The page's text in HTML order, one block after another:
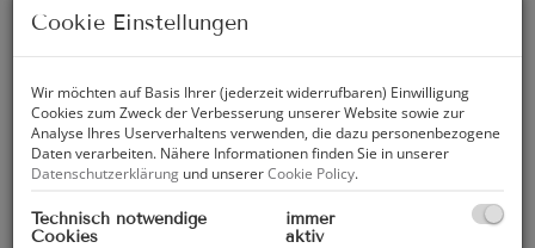
Alexandra Ötzlinger, MA
Denise Lauchard ist eine extrem engagierte Marklerin und
bis zur letzten Sekunde des Vermietungsprozesses an
extrem gut betreut gefühlt. Ihre Berufserfahrung und ihr
Bauchgefühl sind mir, gerade bei der aktuell extrem
schwierigen Marktlage, extrem zu Gute gekommen. Sie hat
so lange Mieter gesucht, bis sie jemanden gefunden hat, wo
unser beider Bauchgefühl gepasst hat und ist somit viele
Cookie Einstellungen
Wir möchten auf Basis Ihrer (jederzeit widerrufbaren) Einwilligung
Cookies zum Zweck der Verbesserung unserer Website sowie zur
Analyse Ihres Userverhaltens verwenden, die dazu personenbezogene
Daten verarbeiten. Nähere Informationen finden Sie in unserer
Datenschutzerklärung und unsererCookie Policy.
Technisch notwendige
Cookies
immer
aktiv